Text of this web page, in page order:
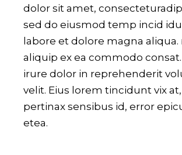
dolor sit amet,
sed do eiusmod temp incid
labore et dolore magna aliqua.
aliquip ex ea commodo
irure dolor in reprehenderit
velit. Eius lorem tincidunt vix at,
pertinax sensibus id, error
etea.